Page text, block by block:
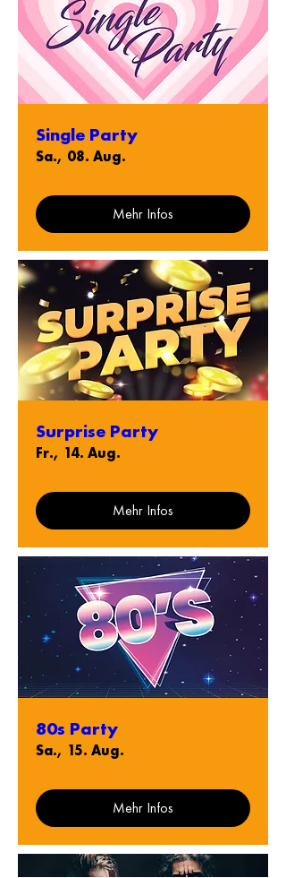
Single Party
Sa., 08. Aug.
Mehr Infos
Surprise Party
Fr., 14. Aug.
Mehr Infos
80s Party
Sa., 15. Aug.
Mehr Infos